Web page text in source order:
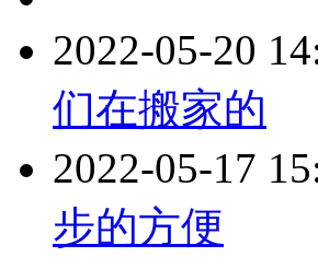
2022-05-20
们在搬家的
2022-05-17
步的方便